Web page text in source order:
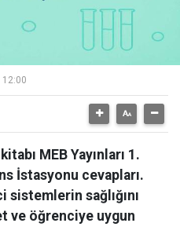
12:00
MEB Yayınları 1.
İstasyonu cevapları.
sağlığını
ve öğrenciye uygun